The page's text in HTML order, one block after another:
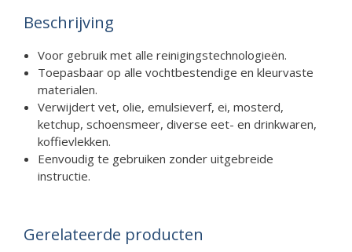
Beschrijving
Voor gebruik met alle reinigingstechnologieën.
Toepasbaar op alle vochtbestendige en kleurvaste
materialen.
Verwijdert vet, olie, emulsieverf, ei, mosterd,
ketchup, schoensmeer, diverse eet- en drinkwaren,
koffievlekken.
Eenvoudig te gebruiken zonder uitgebreide
instructie.
Gerelateerde producten